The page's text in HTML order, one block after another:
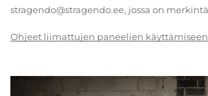
stragendo@stragendo.ee, jossa on
Ohjeet liimattujen paneelien käyttämiseen